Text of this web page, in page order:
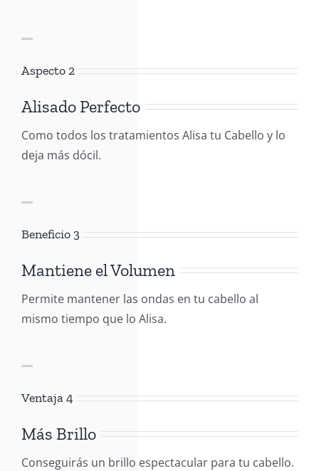
Aspecto 2
Alisado Perfecto
Como todos los tratamientos Alisa tu Cabello y lo
deja más dócil.
Beneficio 3
Mantiene el Volumen
Permite mantener las ondas en tu cabello al
mismo tiempo que lo Alisa.
Ventaja 4
Más Brillo
Conseguirás un brillo espectacular para tu cabello.